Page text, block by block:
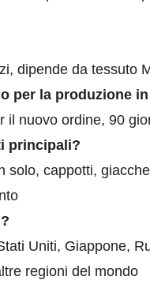
dipende da tessuto
per la produzione
il nuovo ordine, 90
principali?
solo, cappotti,
Uniti, Giappone,
regioni del mondo